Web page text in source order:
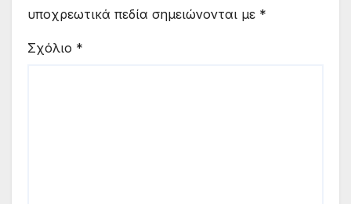
υποχρεωτικά πεδία σημειώνονται με *
Σχόλιο *